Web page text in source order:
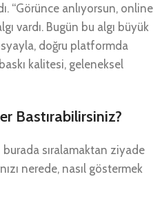
“Görünce anlıyorsun, online
vardı. Bugün bu algı büyük
doğru platformda
kalitesi, geleneksel
Bastırabilirsiniz?
sıralamaktan ziyade
nerede, nasıl göstermek